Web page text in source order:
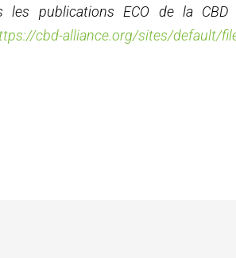
publications ECO de la CBD
cbd-alliance.org/sites/default/